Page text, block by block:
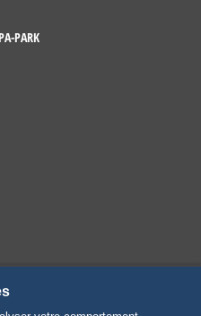
PARK